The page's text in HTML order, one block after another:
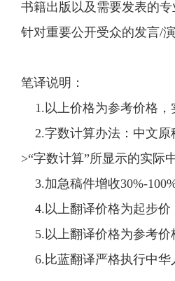
书籍出版以及需要发表的
针对重要公开受众的发言/
笔译说明：
1.以上价格为参考价格，
2.字数计算办法：中文原
>“字数计算”所显示的实际
3.加急稿件增收30%-
4.以上翻译价格为起步价
5.以上翻译价格为参考价
6.比蓝翻译严格执行中华